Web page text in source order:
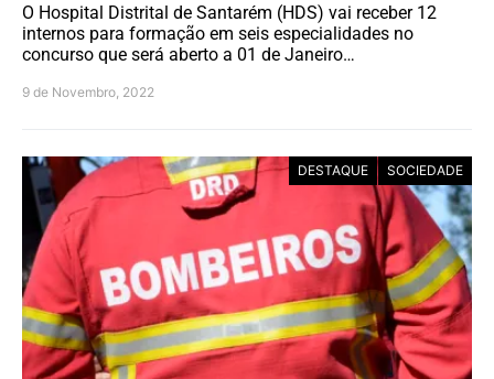
O Hospital Distrital de Santarém (HDS) vai receber 12
internos para formação em seis especialidades no
concurso que será aberto a 01 de Janeiro…
9 de Novembro, 2022
DESTAQUE SOCIEDADE